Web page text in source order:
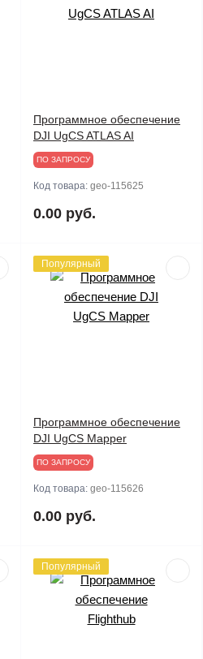
Программное обеспечение
DJI UgCS ATLAS AI
ПО ЗАПРОСУ
Код товара: geo-115625
0.00 руб.
Популярный
Программное обеспечение
DJI UgCS Mapper
ПО ЗАПРОСУ
Код товара: geo-115626
0.00 руб.
Популярный